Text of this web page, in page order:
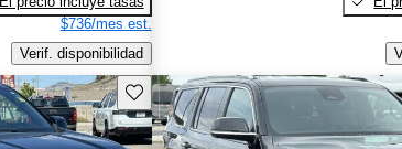
$736/mes est.
Verif. disponibilidad
Guarda este Aviso